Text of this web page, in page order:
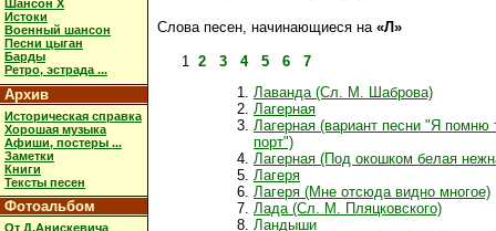
Шансон X
Истоки
Военный шансон
Песни цыган
Барды
Ретро, эстрада ...
Архив
Историческая справка
Хорошая музыка
Афиши, постеры ...
Заметки
Книги
Тексты песен
Фотоальбом
От Д.Анискевича
Слова песен, начинающиеся на «Л»
1 2 3 4 5 6
7
Лаванда (Сл. М. Шаброва)
Лагерная
Лагерная (вариант песни "Я помню
порт")
Лагерная (Под окошком белая
Лагеря
Лагеря (Мне отсюда видно многое)
Лада (Сл. М. Пляцковского)
Ландыши